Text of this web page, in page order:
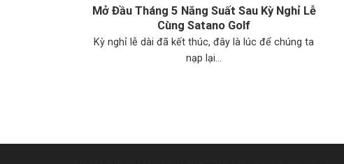
Mở Đầu Tháng 5 Năng Suất Sau Kỳ Nghỉ Lễ
Cùng Satano Golf
Kỳ nghỉ lễ dài đã kết thúc, đây là lúc để chúng ta
nạp lại...